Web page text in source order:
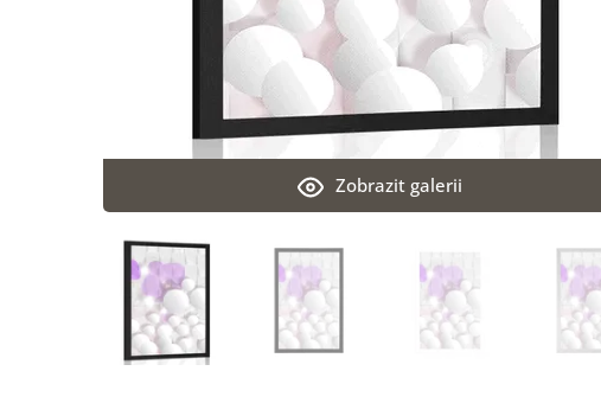
Zobrazit galerii